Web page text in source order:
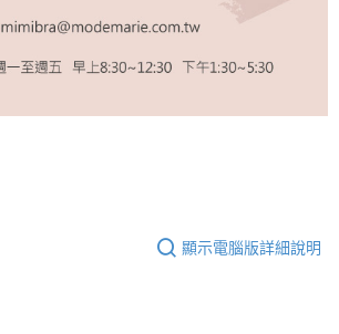
顯示電腦版詳細說明